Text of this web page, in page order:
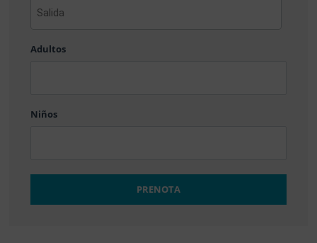
DD
AAAA
MM
Adultos
Niños
PRENOTA